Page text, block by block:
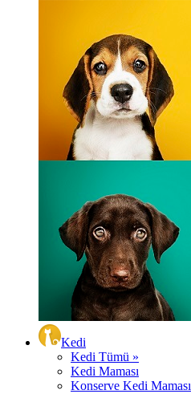
Kedi
Kedi Tümü »
Kedi Maması
Konserve Kedi Maması